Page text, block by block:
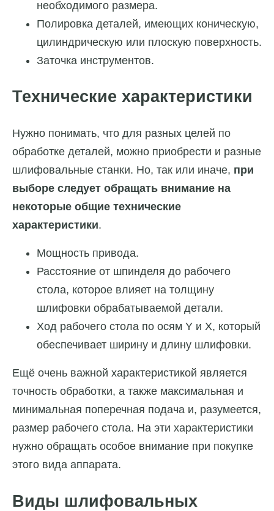
необходимого размера.
Полировка деталей, имеющих коническую,
цилиндрическую или плоскую поверхность.
Заточка инструментов.
Технические характеристики
Нужно понимать, что для разных целей по
обработке деталей, можно приобрести и разные
шлифовальные станки. Но, так или иначе, при
выборе следует обращать внимание на
некоторые общие технические
характеристики.
Мощность привода.
Расстояние от шпинделя до рабочего
стола, которое влияет на толщину
шлифовки обрабатываемой детали.
Ход рабочего стола по осям Y и X, который
обеспечивает ширину и длину шлифовки.
Ещё очень важной характеристикой является
точность обработки, а также максимальная и
минимальная поперечная подача и, разумеется,
размер рабочего стола. На эти характеристики
нужно обращать особое внимание при покупке
этого вида аппарата.
Виды шлифовальных